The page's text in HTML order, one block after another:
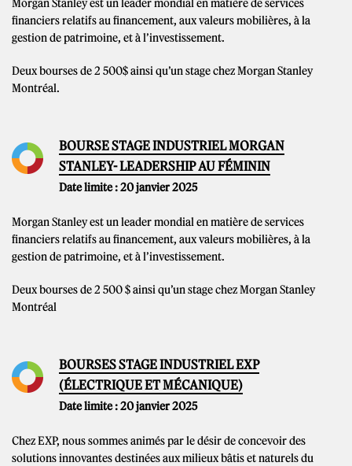
Morgan Stanley est un leader mondial en matière de services
financiers relatifs au financement, aux valeurs mobilières, à la
gestion de patrimoine, et à l’investissement.
Deux bourses de 2 500$ ainsi qu’un stage chez Morgan Stanley
Montréal.
BOURSE STAGE INDUSTRIEL MORGAN
STANLEY- LEADERSHIP AU FÉMININ
Date limite : 20 janvier 2025
Morgan Stanley est un leader mondial en matière de services
financiers relatifs au financement, aux valeurs mobilières, à la
gestion de patrimoine, et à l’investissement.
Deux bourses de 2 500 $ ainsi qu’un stage chez Morgan Stanley
Montréal
BOURSES STAGE INDUSTRIEL EXP
(ÉLECTRIQUE ET MÉCANIQUE)
Date limite : 20 janvier 2025
Chez EXP, nous sommes animés par le désir de concevoir des
solutions innovantes destinées aux milieux bâtis et naturels du